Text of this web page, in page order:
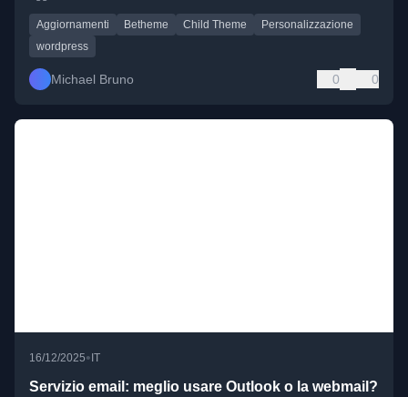
Aggiornamenti Betheme Child Theme
Personalizzazione
wordpress
Michael Bruno 0 0
16/12/2025• IT
Servizio email: meglio usare Outlook o la webmail?